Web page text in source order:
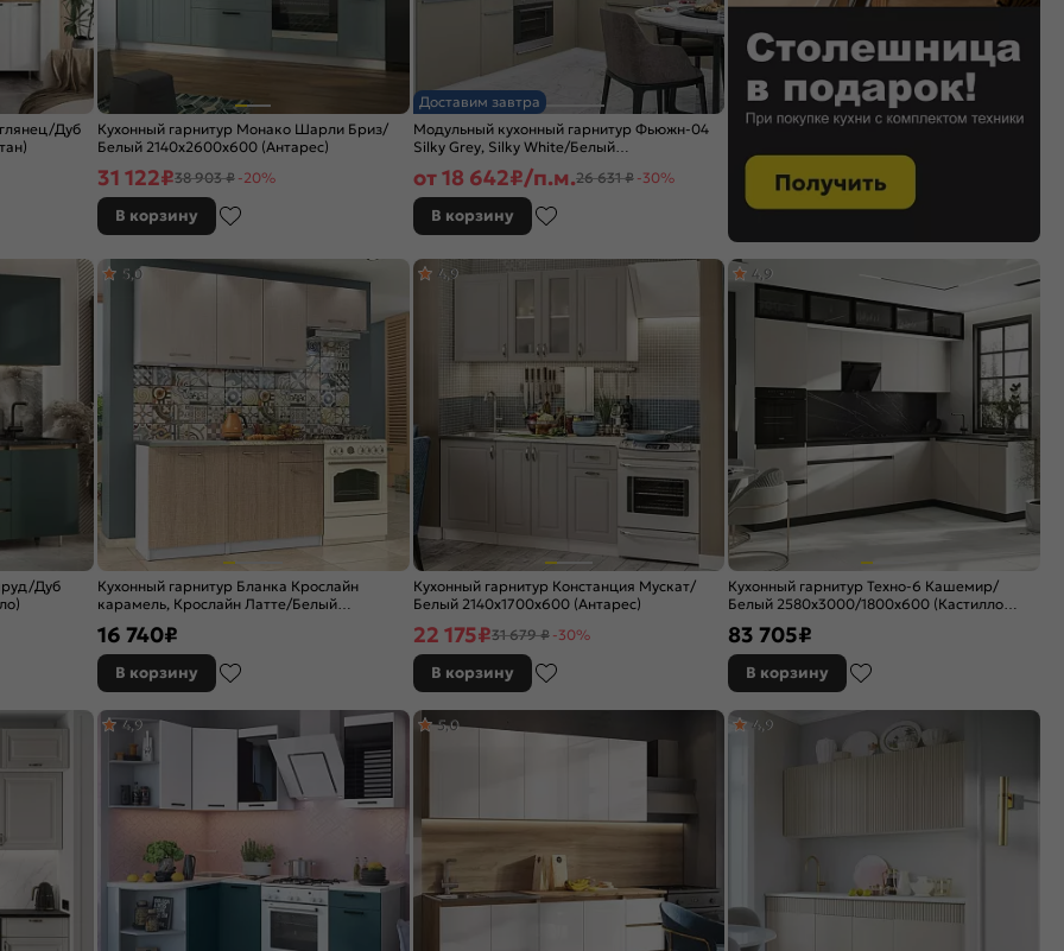
Дуб
Кухонный гарнитур Монако Шарли Бриз/
Белый 2140x2600x600 (Антарес)
31 122₽38 903 ₽ -20%
В корзину
Доставим завтра
Модульный кухонный гарнитур Фьюжн-04
Silky Grey, Silky White/Белый
от18 642₽/п.м.26 631 ₽ -30%
В корзину
Дуб
Кухонный гарнитур Бланка Крослайн
карамель, Крослайн Латте/Белый
5,0
16 740₽
В корзину
Кухонный гарнитур Констанция Мускат/
Белый 2140x1700x600 (Антарес)
4,9
22 175₽31 679 ₽ -30%
В корзину
Кухонный гарнитур Техно-6 Кашемир/
Белый 2580x3000/1800x600 (Кастилло
4,9
83 705₽
В корзину
4,9 5,0 4,9